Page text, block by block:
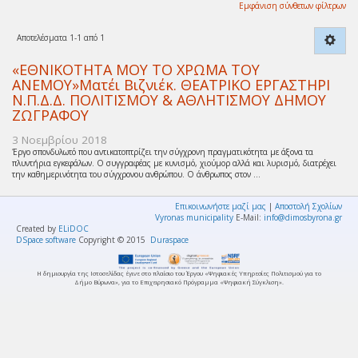
Εμφάνιση σύνθετων φίλτρων
Αποτελέσματα 1-1 από 1
«ΕΘΝΙΚΟΤΗΤΑ ΜΟΥ ΤΟ ΧΡΩΜΑ ΤΟΥ
ΑΝΕΜΟΥ»Ματέι Βιζνιέκ. ΘΕΑΤΡΙΚΟ ΕΡΓΑΣΤΗΡΙ
Ν.Π.Δ.Δ. ΠΟΛΙΤΙΣΜΟΥ & ΑΘΛΗΤΙΣΜΟΥ ΔΗΜΟΥ
ΖΩΓΡΑΦΟΥ
3 Νοεμβρίου 2018
Έργο σπονδυλωτό που αντικατοπτρίζει την σύγχρονη πραγματικότητα με άξονα τα
πλυντήρια εγκεφάλων. Ο συγγραφέας με κυνισμό, χιούμορ αλλά και λυρισμό, διατρέχει
την καθημερινότητα του σύγχρονου ανθρώπου. Ο άνθρωπος στον ...
Επικοινωνήστε μαζί μας | Αποστολή Σχολίων
Vyronas municipality E-Mail: info@dimosbyrona.gr
Created by ELiDOC
DSpace software Copyright © 2015 Duraspace
Η δημιουργία της Ιστοσελίδας έγινε στο πλαίσιο του Έργου «Ψηφιακές Υπηρεσίες Πολιτισμού για το
Δήμο Βύρωνα», για το Επιχειρησιακό Πρόγραμμα «Ψηφιακή Σύγκλιση».